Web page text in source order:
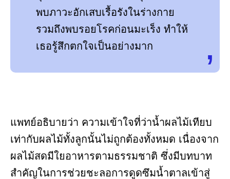
พบภาวะอักเสบเรื้อรังในร่างกาย
รวมถึงพบรอยโรคก่อนมะเร็ง ทำให้
เธอรู้สึกตกใจเป็นอย่างมาก
แพทย์อธิบายว่า ความเข้าใจที่ว่าน้ำผลไม้เทียบ
เท่ากับผลไม้ทั้งลูกนั้นไม่ถูกต้องทั้งหมด เนื่องจาก
ผลไม้สดมีใยอาหารตามธรรมชาติ ซึ่งมีบทบาท
สำคัญในการช่วยชะลอการดูดซึมน้ำตาลเข้าสู่